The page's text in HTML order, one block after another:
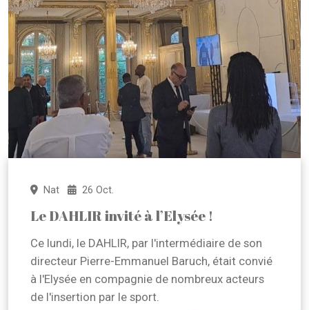
Nat 26 Oct.
Le DAHLIR invité à l’Elysée !
Ce lundi, le DAHLIR, par l'intermédiaire de son
directeur Pierre-Emmanuel Baruch, était convié
à l'Elysée en compagnie de nombreux acteurs
de l'insertion par le sport.